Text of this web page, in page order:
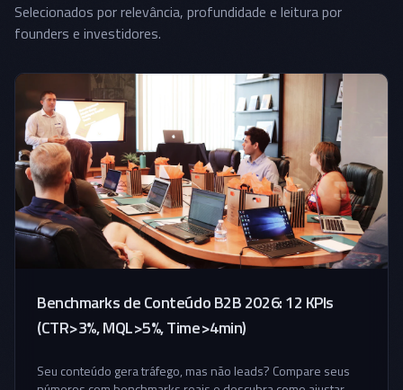
Selecionados por relevância, profundidade e leitura por
founders e investidores.
Benchmarks de Conteúdo B2B 2026: 12 KPIs
(CTR>3%, MQL>5%, Time>4min)
Seu conteúdo gera tráfego, mas não leads? Compare seus